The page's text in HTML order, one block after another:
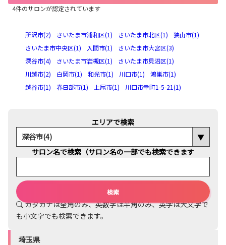
4件のサロンが認定されています
所沢市(2) さいたま市浦和区(1) さいたま市北区(1)
狭山市(1)
さいたま市中央区(1)
入間市(1)
さいたま市大宮区(3)
深谷市(4)
さいたま市岩槻区(1)
さいたま市見沼区(1)
川越市(2)
白岡市(1) 和光市(1) 川口市(1)
鴻巣市(1)
越谷市(1)
春日部市(1) 上尾市(1) 川口市幸町1-5-21(1)
エリアで検索
サロン名で検索（サロン名の一部でも検索できます
カタカナは全角のみ、英数字は半角のみ、英字は大文字で
も小文字でも検索できます。
埼玉県